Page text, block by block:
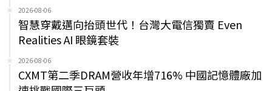
2026-08-06
智慧穿戴邁向抬頭世代！台灣大電信獨賣 Even
Realities AI 眼鏡套裝
2026-08-06
CXMT第二季DRAM營收年增716% 中國記憶體廠加